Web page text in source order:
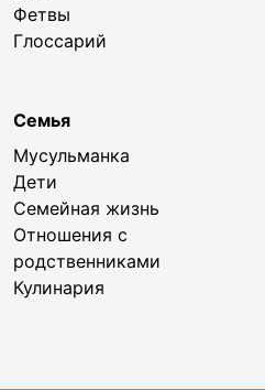
Фетвы
Глоссарий
Семья
Мусульманка
Дети
Семейная жизнь
Отношения с
родственниками
Кулинария